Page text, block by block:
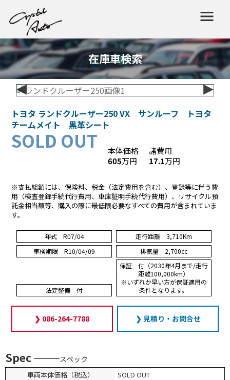
在庫車検索
トヨタ ランドクルーザー250 VX サンルーフ トヨタ
チームメイト 黒革シート
SOLD OUT
本体価格
605万円
諸費用
17.1万円
※支払総額には、保険料、税金（法定費用を含む）、登録等に伴う費
用（検査登録手続代行費用、車庫証明手続代行費用）、リサイクル預
託金相当額等、購入の際に最低限必要なすべての費用が含まれていま
す。
年式 R07/04
走行距離 3,710Km
車検期限 R10/04/09
排気量 2,700cc
法定整備 付
保証 付（2030年4月まで/走行
距離100,000km）
※いずれか早い方が保証適用の
条件となります。
❯ 086-264-7788 ❯ 見積り・お問合せ
Spec スペック
車両本体価格（税込）
SOLD OUT